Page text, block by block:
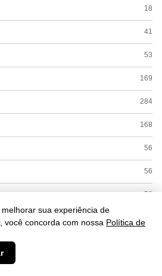
sua experiência de
você concorda com nossa Política de
18
41
53
169
284
168
56
56
53